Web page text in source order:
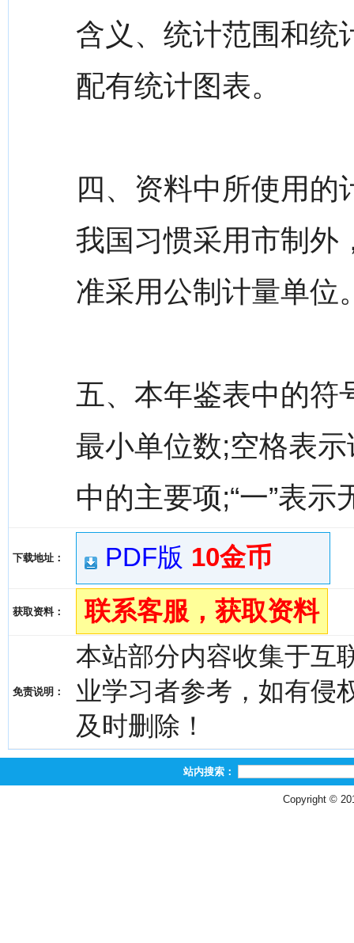
含义、统计范围和统
配有统计图表。
四、资料中所使用
我国习惯采用市制外
准采用公制计量单位
五、本年鉴表中的符
最小单位数;空格表
中的主要项;“一”表示
下载地址： PDF版 10金币
获取资料： 联系客服，获取资料
免责说明：
本站部分内容收集于互
业学习者参考，如有侵
及时删除！
站内搜索：
Copyright ©